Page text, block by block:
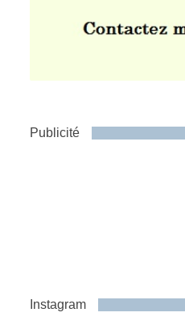
Publicité
Instagram